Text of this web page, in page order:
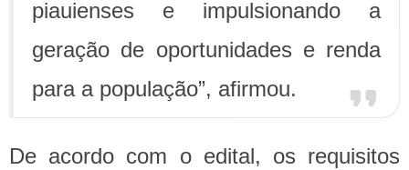
piauienses e impulsionando a
geração de oportunidades e renda
para a população”, afirmou.
De acordo com o edital, os requisitos